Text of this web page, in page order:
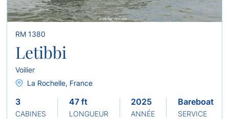
RM 1380
Letibbi
Voilier
La Rochelle, France
3
CABINES
47 ft
LONGUEUR
2025
ANNÉE
Bareboat
SERVICE